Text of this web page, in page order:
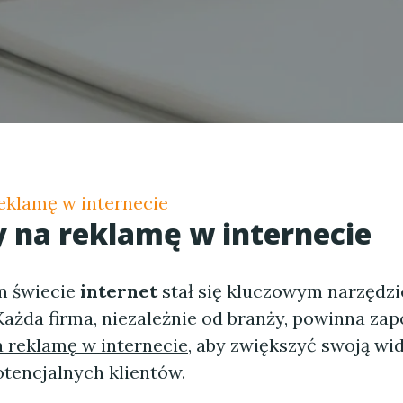
w internecie
na reklamę w internecie
świecie internetstał się kluczowym
firma, niezależnie od branży, powinna
reklamę w internecie, aby zwiększyć swoją
klientów.